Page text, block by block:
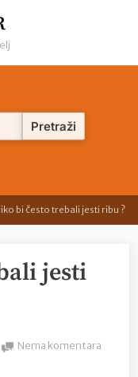
bi često trebali jesti ribu ?
jesti
Nema komentara